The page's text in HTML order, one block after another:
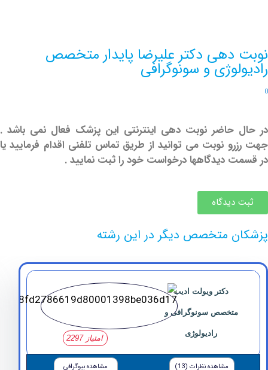
دکتر علیرضا پایدار متخصص
و سونوگرافی
حاضر نوبت دهی اینترنتی این پزشک فعال نمی باشد .
نوبت می توانید از طریق تماس تلفنی اقدام فرمایید یا
دیدگاهها درخواست خود را ثبت نمایید .
متخصص دیگر در این رشته
دکتر ویولت ادیب
متخصص سونوگرافی و
رادیولوژی
مشاهده نظرات (13) مشاهده بیوگرافی